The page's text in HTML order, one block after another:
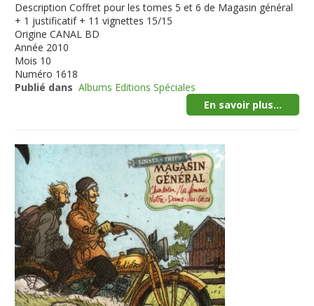
Description Coffret pour les tomes 5 et 6 de Magasin général
+ 1 justificatif + 11 vignettes 15/15
Origine CANAL BD
Année 2010
Mois 10
Numéro 1618
Publié dans Albums Editions Spéciales
En savoir plus...